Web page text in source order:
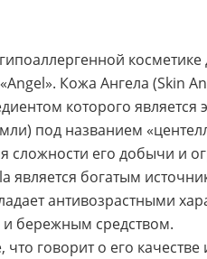
Кожа Ангела (Skin
которого является
под названием
сложности его добычи и
является богатым
антивозрастными
бережным средством.
говорит о его